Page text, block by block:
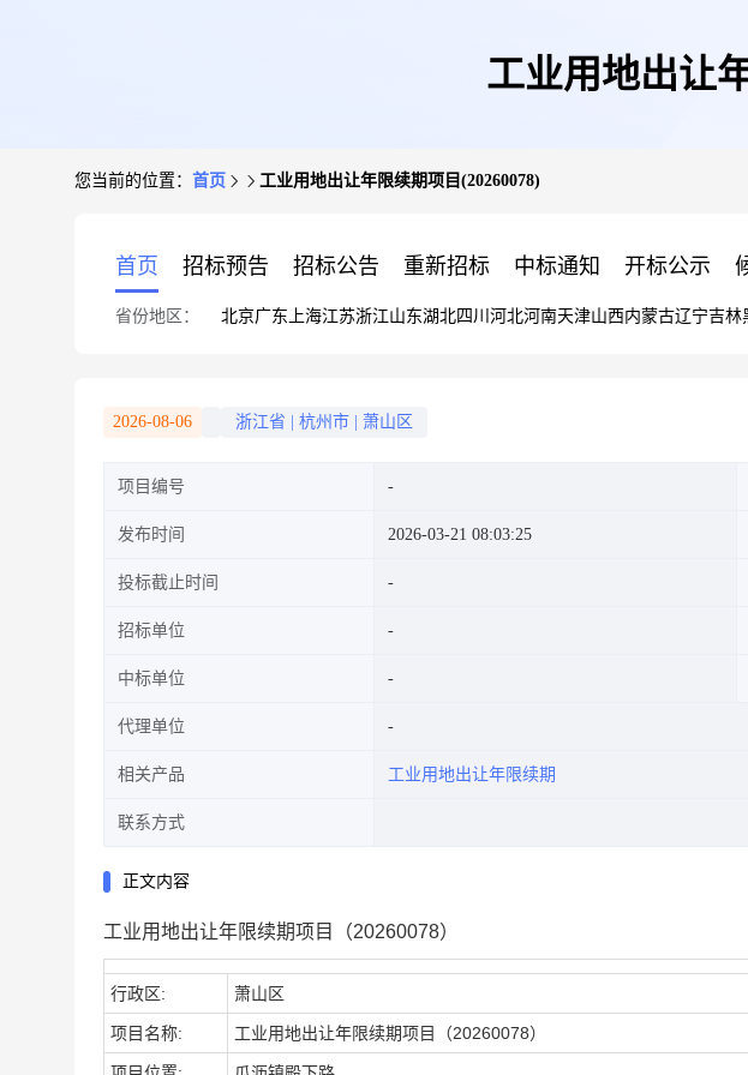
工业用地出让
您当前的位置： 首页 工业用地出让年限续期项目(20260078)
首页 招标预告 招标公告 重新招标 中标通知 开标公示
省份地区： 北京广东 上海江苏浙江山东湖北四川 河北河南天津山西内蒙古辽宁吉林
2026-08-06 浙江省 杭州市 萧山区
项目编号
发布时间 2026-03-21 08:03:25
投标截止时间
招标单位
中标单位
代理单位
相关产品 工业用地出让年限续期
联系方式
正文内容
工业用地出让年限续期项目（20260078）
行政区: 萧山区
项目名称: 工业用地出让年限续期项目（20260078）